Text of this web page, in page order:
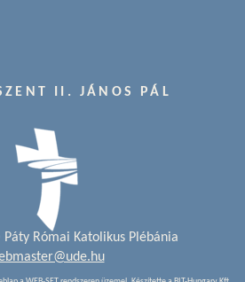
II. JÁNOS PÁL
Római Katolikus Plébánia